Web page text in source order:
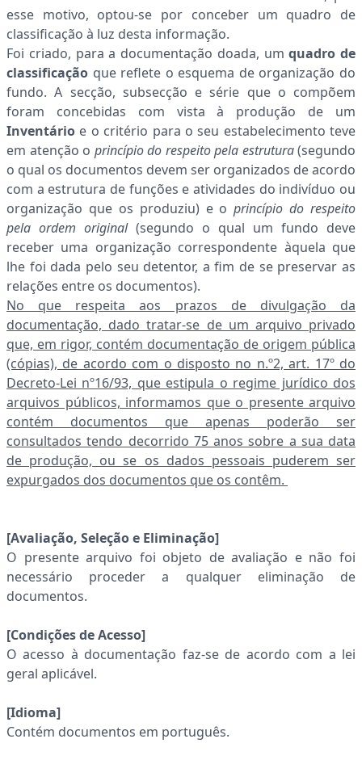
esse motivo, optou-se por conceber um quadro de
classificação à luz desta informação.
Foi criado, para a documentação doada, umquadro de
classificação que reflete o esquema de organização do
fundo. A secção, subsecção e série que o compõem
foram concebidas com vista à produção de um
Inventário e o critério para o seu estabelecimento teve
em atenção o princípio do respeito pela estrutura (segundo
o qual os documentos devem ser organizados de acordo
com a estrutura de funções e atividades do indivíduo ou
organização que os produziu) e oprincípio do respeito
pela ordem original (segundo o qual um fundo deve
receber uma organização correspondente àquela que
lhe foi dada pelo seu detentor, a fim de se preservar as
relações entre os documentos).
No que respeita aos prazos de divulgação da
documentação, dado tratar-se de um arquivo privado
que, em rigor, contém documentação de origem pública
(cópias), de acordo com o disposto no n.º2, art. 17º do
Decreto-Lei nº16/93, que estipula o regime jurídico dos
arquivos públicos, informamos que o presente arquivo
contém documentos que apenas poderão ser
consultados tendo decorrido 75 anos sobre a sua data
de produção, ou se os dados pessoais puderem ser
expurgados dos documentos que os contêm.
[Avaliação, Seleção e Eliminação]
O presente arquivo foi objeto de avaliação e não foi
necessário proceder a qualquer eliminação de
documentos.
[Condições de Acesso]
O acesso à documentação faz-se de acordo com a lei
geral aplicável.
[Idioma]
Contém documentos em português.